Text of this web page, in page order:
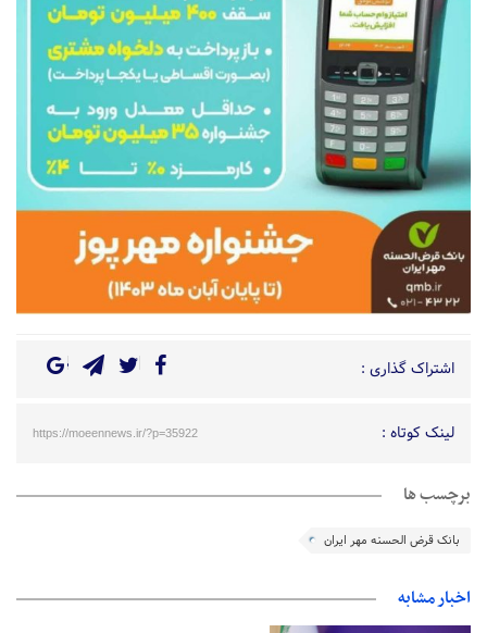
اشتراک گذاری :
لینک کوتاه : https://moeennews.ir/?p=35922
برچسب ها
بانک قرض الحسنه مهر ایران
اخبار مشابه